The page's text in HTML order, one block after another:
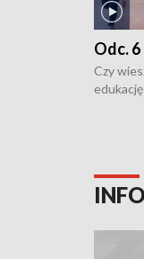
Odc. 6
Czy